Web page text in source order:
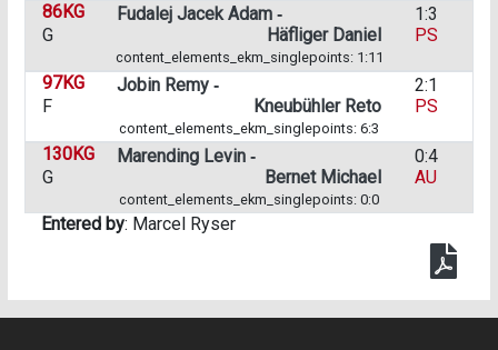
86KG Fudalej Jacek Adam ‑
1:3
G
Häfliger Daniel PS
content_elements_ekm_singlepoints: 1:11
97KG Jobin Remy ‑
2:1
F
Kneubühler Reto PS
content_elements_ekm_singlepoints: 6:3
130KG Marending Levin ‑
0:4
G
Bernet Michael AU
content_elements_ekm_singlepoints: 0:0
Entered by: Marcel Ryser